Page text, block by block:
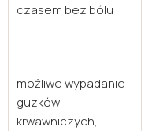
czasem bez bólu
możliwe wypadanie
guzków
krwawniczych,